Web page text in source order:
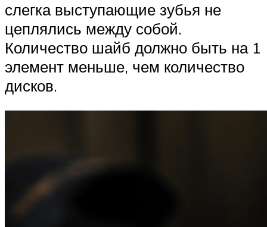
слегка выступающие зубья не
цеплялись между собой.
Количество шайб должно быть на 1
элемент меньше, чем количество
дисков.